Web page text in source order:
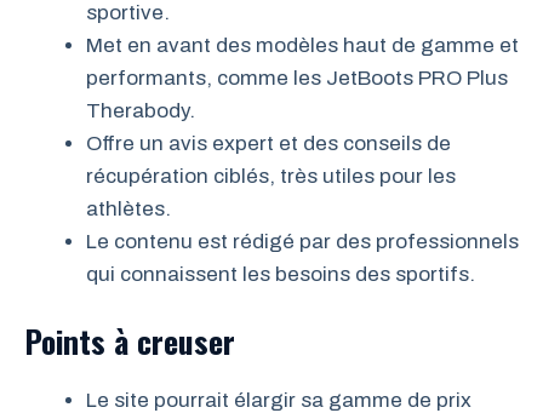
sportive.
Met en avant des modèles haut de gamme et
performants, comme les JetBoots PRO Plus
Therabody.
Offre un avis expert et des conseils de
récupération ciblés, très utiles pour les
athlètes.
Le contenu est rédigé par des professionnels
qui connaissent les besoins des sportifs.
Points à creuser
Le site pourrait élargir sa gamme de prix